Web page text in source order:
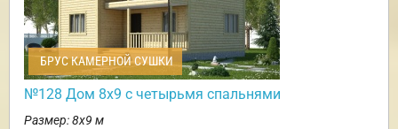
БРУС КАМЕРНОЙ СУШКИ
№128 Дом 8х9 с четырьмя спальнями
Размер: 8х9 м